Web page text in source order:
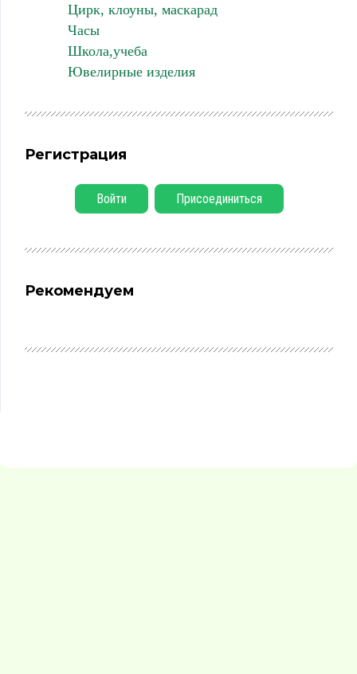
Цирк, клоуны, маскарад
Часы
Школа,учеба
Ювелирные изделия
Регистрация
Войти Присоединиться
Рекомендуем